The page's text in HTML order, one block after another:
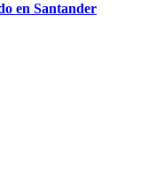
en Santander